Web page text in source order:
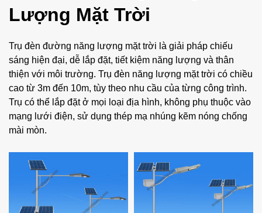
Lượng Mặt Trời
Trụ đèn đường năng lượng mặt trời là giải pháp chiếu
sáng hiện đại, dễ lắp đặt, tiết kiệm năng lượng và thân
thiện với môi trường. Trụ đèn năng lượng mặt trời có chiều
cao từ 3m đến 10m, tùy theo nhu cầu của từng công trình.
Trụ có thể lắp đặt ở mọi loại địa hình, không phụ thuộc vào
mạng lưới điện, sử dụng thép mạ nhúng kẽm nóng chống
mài mòn.